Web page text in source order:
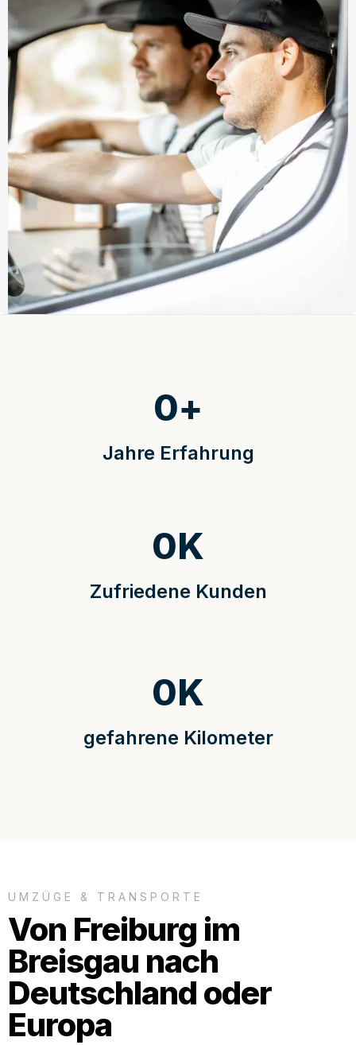
Jahre Erfahrung
0+
Zufriedene Kunden
0K
gefahrene Kilometer
0K
UMZÜGE & TRANSPORTE
Von Freiburg im
Breisgau nach
Deutschland oder
Europa